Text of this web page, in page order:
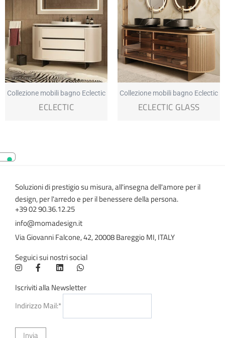
Collezione mobili bagno Eclectic
ECLECTIC
Collezione mobili bagno Eclectic
ECLECTIC GLASS
Soluzioni di prestigio su misura, all'insegna dell'amore per il
design, per l'arredo e per il benessere della persona.
+39 02 90.36.12.25
info@momadesign.it
Via Giovanni Falcone, 42, 20008 Bareggio MI, ITALY
Seguici sui nostri social
Iscriviti alla Newsletter
Indirizzo Mail:*